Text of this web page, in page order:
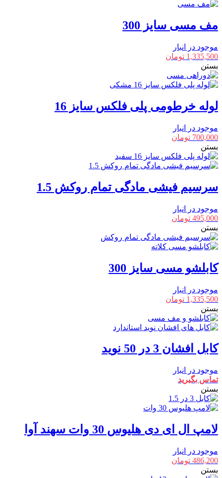
مف مسی سایز 300
موجود در انبار
1,335,500 تومان
بستن
لوله خرطومی پلی فلکس سایز 16
موجود در انبار
700,000 تومان
بستن
سرسیم فیشی مادگی تمام روکش 1.5
موجود در انبار
495,000 تومان
بستن
کابلشو مسی سایز 300
موجود در انبار
1,335,500 تومان
بستن
کابل افشان 3 در 50 نوید
موجود در انبار
تماس بگیرید
بستن
لامپ ال ای دی هلیوس 30 وات سهند آوا
موجود در انبار
486,200 تومان
بستن